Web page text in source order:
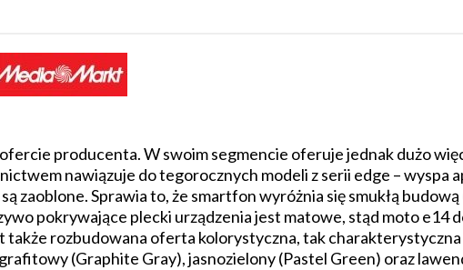
producenta. W swoim segmencie oferuje jednak dużo
nawiązuje do tegorocznych modeli z serii edge – wyspa
zaoblone. Sprawia to, że smartfon wyróżnia się smukłą
pokrywające plecki urządzenia jest matowe, stąd moto e14
także rozbudowana oferta kolorystyczna, tak charakterystyczna
(Graphite Gray), jasnozielony (Pastel Green) oraz